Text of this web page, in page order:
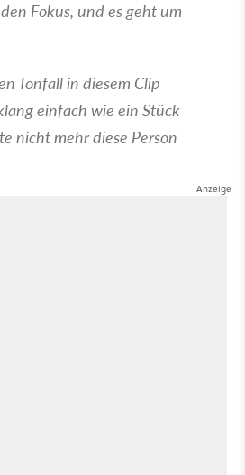
Fokus, und es geht um
Tonfall in diesem Clip
einfach wie ein Stück
nicht mehr diese Person